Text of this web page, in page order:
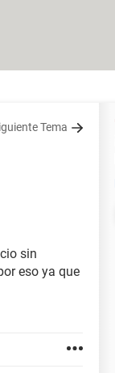
Tema
sin
eso ya que